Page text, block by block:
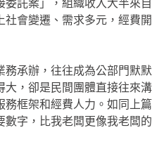
託案」，組織收入大半來自
會變遷、需求多元，經費開
承辦，往往成為公部門默默
大，卻是民間團體直接往來溝
框架和經費人力。如同上篇
字，比我老闆更像我老闆的